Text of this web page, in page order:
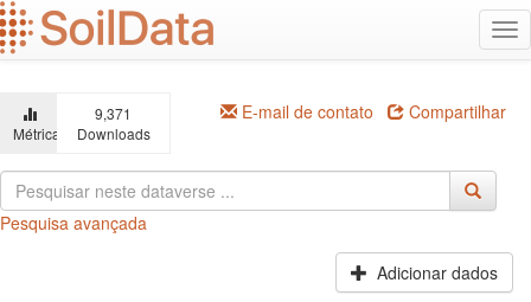
Ir
para
o
principal
Métricas
9,371
Downloads
E-mail de contato Compartilhar
Pesquisa avançada
Adicionar dados